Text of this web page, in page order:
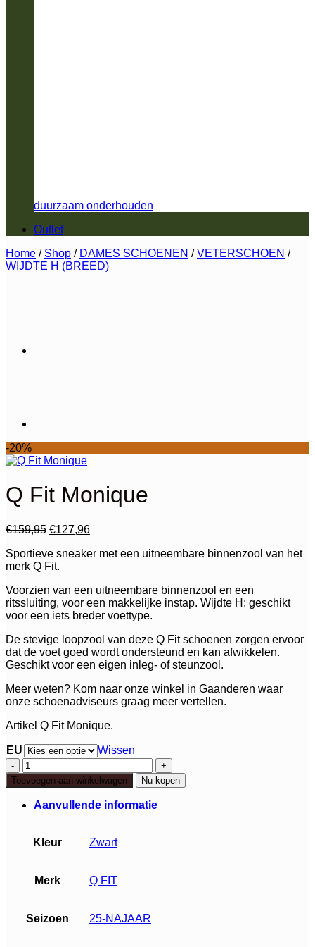
duurzaam onderhouden
Outlet
Home / Shop / DAMES SCHOENEN / VETERSCHOEN /
WIJDTE H (BREED)
-20%
Q Fit Monique
€159,95 Oorspronkelijke
was:
€159,95.
€127,96Huidige
is:
Sportieve sneaker met een uitneembare binnenzool van het
merk Q Fit.
Voorzien van een uitneembare binnenzool en een
ritssluiting, voor een makkelijke instap. Wijdte H: geschikt
voor een iets breder voettype.
De stevige loopzool van deze Q Fit schoenen zorgen ervoor
dat de voet goed wordt ondersteund en kan afwikkelen.
Geschikt voor een eigen inleg- of steunzool.
Meer weten? Kom naar onze winkel in Gaanderen waar
onze schoenadviseurs graag meer vertellen.
Artikel Q Fit Monique.
EU
Wissen
Q
Fit
Monique
aantal
Toevoegen aan winkelwagen Nu kopen
Aanvullende informatie
Kleur Zwart
Merk Q FIT
Seizoen 25-NAJAAR